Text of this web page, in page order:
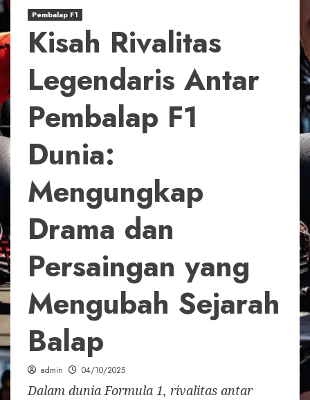
Pembalap F1
Kisah Rivalitas
Legendaris Antar
Pembalap F1
Dunia:
Mengungkap
Drama dan
Persaingan yang
Mengubah Sejarah
Balap
admin 04/10/2025
Dalam dunia Formula 1, rivalitas antar